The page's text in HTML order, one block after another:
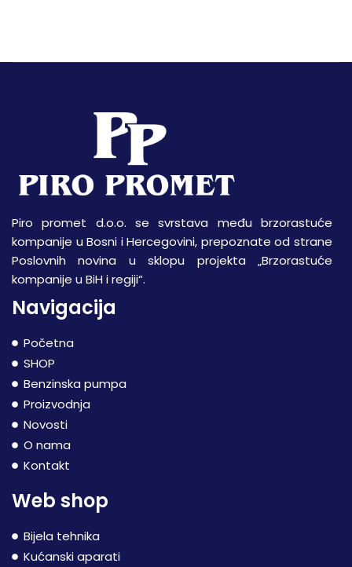
Piro promet d.o.o. se svrstava među brzorastuće
kompanije u Bosni i Hercegovini, prepoznate od strane
Poslovnih novina u sklopu projekta „Brzorastuće
kompanije u BiH i regiji“.
Navigacija
Početna
SHOP
Benzinska pumpa
Proizvodnja
Novosti
O nama
Kontakt
Web shop
Bijela tehnika
Kućanski aparati